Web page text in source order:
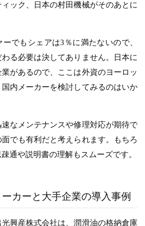
ック、日本の村田機械がそのあとに
でもシェアは3％に満たないので、
る必要は決してありません。日本に
があるので、ここは外資のヨーロッ
内メーカーを検討してみるのはいか
なメンテナンスや修理対応が期待で
でも有利だと考えられます。もちろ
通や説明書の理解もスムーズです。
カーと大手企業の導入事例
興産株式会社は、潤滑油の格納倉庫